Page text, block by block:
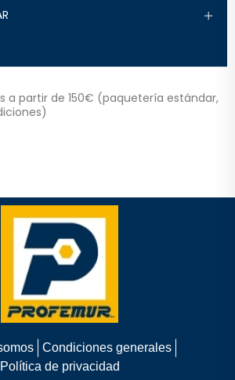
a partir de 150€ (paquetería estándar,
Condiciones generales
Política de privacidad